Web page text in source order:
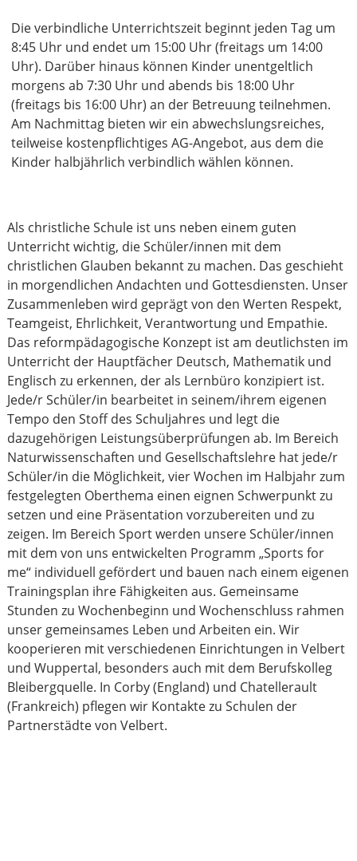
Die verbindliche Unterrichtszeit beginnt jeden Tag um
8:45 Uhr und endet um 15:00 Uhr (freitags um 14:00
Uhr). Darüber hinaus können Kinder unentgeltlich
morgens ab 7:30 Uhr und abends bis 18:00 Uhr
(freitags bis 16:00 Uhr) an der Betreuung teilnehmen.
Am Nachmittag bieten wir ein abwechslungsreiches,
teilweise kostenpflichtiges AG-Angebot, aus dem die
Kinder halbjährlich verbindlich wählen können.
Als christliche Schule ist uns neben einem guten
Unterricht wichtig, die Schüler/innen mit dem
christlichen Glauben bekannt zu machen. Das geschieht
in morgendlichen Andachten und Gottesdiensten. Unser
Zusammenleben wird geprägt von den Werten Respekt,
Teamgeist, Ehrlichkeit, Verantwortung und Empathie.
Das reformpädagogische Konzept ist am deutlichsten im
Unterricht der Hauptfächer Deutsch, Mathematik und
Englisch zu erkennen, der als Lernbüro konzipiert ist.
Jede/r Schüler/in bearbeitet in seinem/ihrem eigenen
Tempo den Stoff des Schuljahres und legt die
dazugehörigen Leistungsüberprüfungen ab. Im Bereich
Naturwissenschaften und Gesellschaftslehre hat jede/r
Schüler/in die Möglichkeit, vier Wochen im Halbjahr zum
festgelegten Oberthema einen eignen Schwerpunkt zu
setzen und eine Präsentation vorzubereiten und zu
zeigen. Im Bereich Sport werden unsere Schüler/innen
mit dem von uns entwickelten Programm „Sports for
me“ individuell gefördert und bauen nach einem eigenen
Trainingsplan ihre Fähigkeiten aus. Gemeinsame
Stunden zu Wochenbeginn und Wochenschluss rahmen
unser gemeinsames Leben und Arbeiten ein. Wir
kooperieren mit verschiedenen Einrichtungen in Velbert
und Wuppertal, besonders auch mit dem Berufskolleg
Bleibergquelle. In Corby (England) und Chatellerault
(Frankreich) pflegen wir Kontakte zu Schulen der
Partnerstädte von Velbert.